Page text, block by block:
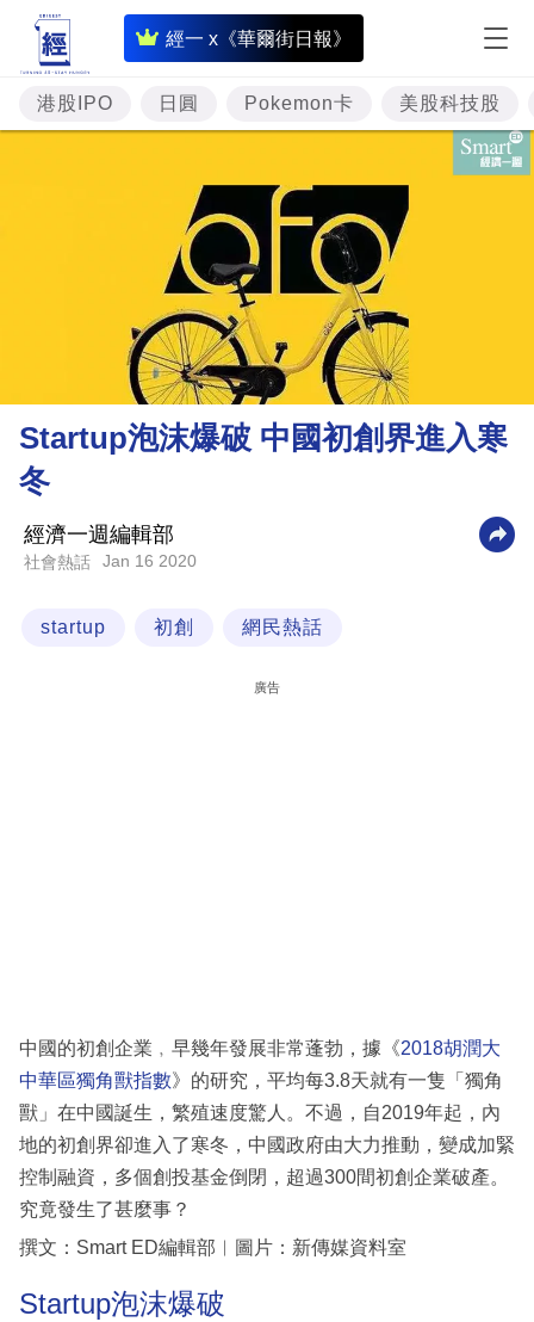
經一 x《華爾街日報》
即
時
財
經
資
樓
市
理
財
業
科
區
港股IPO 日圓 Pokemon卡 美股科技股
Startup泡沫爆破 中國初創界進入寒
冬
經濟一週編輯部
社會熱話 Jan 16 2020
startup 初創 網民熱話
廣告
中國的初創企業﹐早幾年發展非常蓬勃，據《2018胡潤大
中華區獨角獸指數》的研究，平均每3.8天就有一隻「獨角
獸」在中國誕生，繁殖速度驚人。不過，自2019年起，內
地的初創界卻進入了寒冬，中國政府由大力推動，變成加緊
控制融資，多個創投基金倒閉，超過300間初創企業破產。
究竟發生了甚麼事？
撰文：Smart ED編輯部︱圖片：新傳媒資料室
Startup泡沫爆破